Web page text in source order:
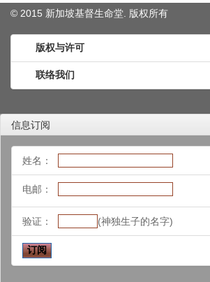
© 2015 新加坡基督生命堂. 版权所有
版权与许可
联络我们
信息订阅
姓名：
电邮：
验证： (神独生子的名字)